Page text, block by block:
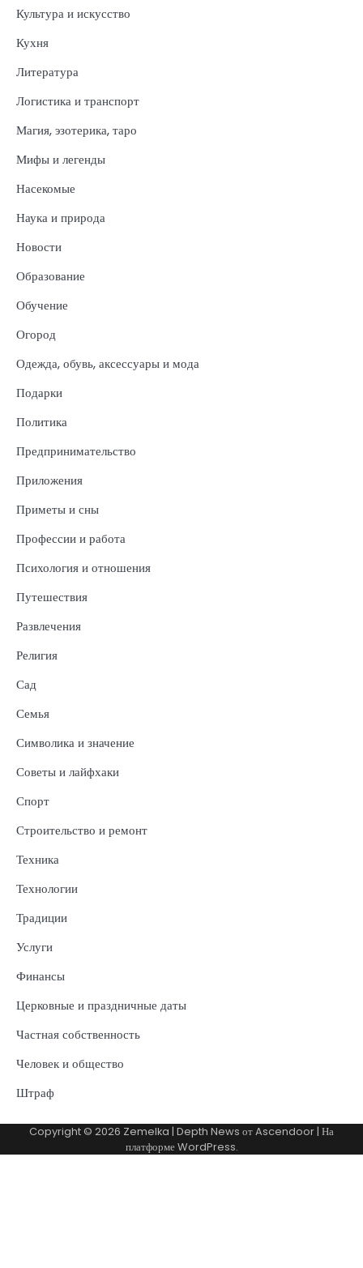
Культура и искусство
Кухня
Литература
Логистика и транспорт
Магия, эзотерика, таро
Мифы и легенды
Насекомые
Наука и природа
Новости
Образование
Обучение
Огород
Одежда, обувь, аксессуары и мода
Подарки
Политика
Предпринимательство
Приложения
Приметы и сны
Профессии и работа
Психология и отношения
Путешествия
Развлечения
Религия
Сад
Семья
Символика и значение
Советы и лайфхаки
Спорт
Строительство и ремонт
Техника
Технологии
Традиции
Услуги
Финансы
Церковные и праздничные даты
Частная собственность
Человек и общество
Штраф
Copyright © 2026 Zemelka | Depth News отAscendoor| На
платформеWordPress.